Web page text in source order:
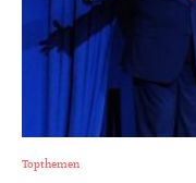
Topthemen